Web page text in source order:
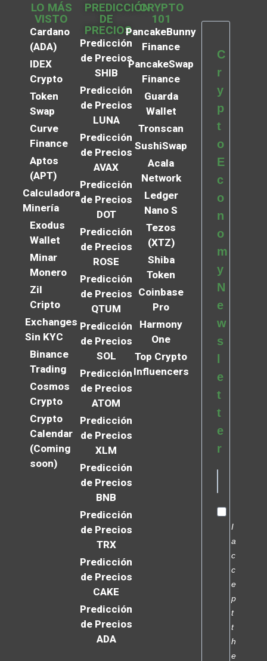
LO MÁS
VISTO
Cardano
(ADA)
IDEX
Crypto
Token
Swap
Curve
Finance
Aptos
(APT)
Calculadora
Minería
Exodus
Wallet
Minar
Monero
Zil
Cripto
Exchanges
Sin KYC
Binance
Trading
Cosmos
Crypto
Crypto
Calendar
(Coming
soon)
PREDICCIÓN
DE
PRECIOS
Predicción
de Precios
SHIB
Predicción
de Precios
LUNA
Predicción
de Precios
AVAX
Predicción
de Precios
DOT
Predicción
de Precios
ROSE
Predicción
de Precios
QTUM
Predicción
de Precios
SOL
Predicción
de Precios
ATOM
Predicción
de Precios
XLM
Predicción
de Precios
BNB
Predicción
de Precios
TRX
Predicción
de Precios
CAKE
Predicción
de Precios
ADA
CRYPTO
101
PancakeBunny
Finance
PancakeSwap
Finance
Guarda
Wallet
Tronscan
SushiSwap
Acala
Network
Ledger
Nano S
Tezos
(XTZ)
Shiba
Token
Coinbase
Pro
Harmony
One
Top Crypto
Influencers
C
r
y
p
t
o
E
c
o
n
o
m
y
N
e
w
s
e
t
t
e
r
I
a
c
c
e
p
t
t
h
e